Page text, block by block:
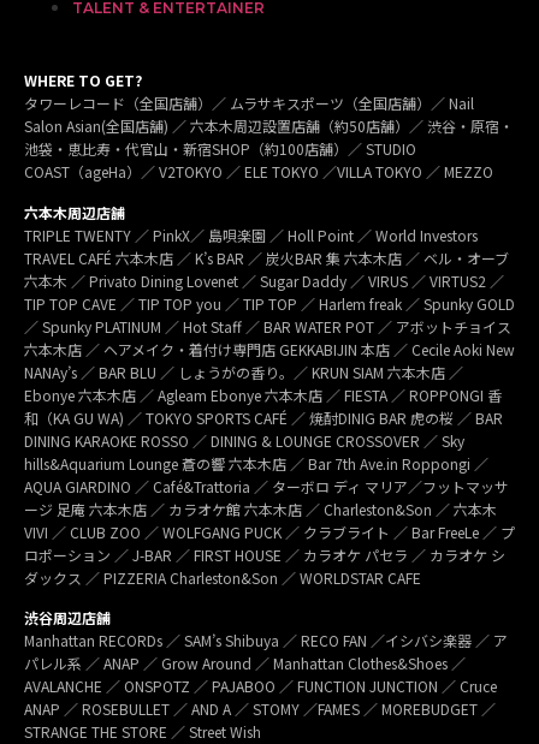
TALENT & ENTERTAINER
WHERE TO GET?
タワーレコード（全国店舗）／ ムラサキスポーツ（全国店舗）／ Nail
Salon Asian(全国店舗) ／ 六本木周辺設置店舗（約50店舗）／ 渋谷・原宿・
池袋・恵比寿・代官山・新宿SHOP（約100店舗）／ STUDIO
COAST（ageHa）／ V2TOKYO ／ ELE TOKYO ／VILLA TOKYO ／ MEZZO
六本木周辺店舗
TRIPLE TWENTY ／ PinkX／ 島唄楽園 ／ Holl Point ／ World Investors
TRAVEL CAFÉ 六本木店 ／ K’s BAR ／ 炭火BAR 集 六本木店 ／ ベル・オーブ
六本木 ／ Privato Dining Lovenet ／ Sugar Daddy ／ VIRUS ／ VIRTUS2 ／
TIP TOP CAVE ／ TIP TOP you ／ TIP TOP ／ Harlem freak ／ Spunky GOLD
／ Spunky PLATINUM ／ Hot Staff ／ BAR WATER POT ／ アボットチョイス
六本木店 ／ ヘアメイク・着付け専門店 GEKKABIJIN 本店 ／ Cecile Aoki New
NANAy’s ／ BAR BLU ／ しょうがの香り。／ KRUN SIAM 六本木店 ／
Ebonye 六本木店 ／ Agleam Ebonye 六本木店 ／ FIESTA ／ ROPPONGI 香
和（KA GU WA) ／ TOKYO SPORTS CAFÉ ／ 焼酎DINIG BAR 虎の桜 ／ BAR
DINING KARAOKE ROSSO ／ DINING & LOUNGE CROSSOVER ／ Sky
hills&Aquarium Lounge 蒼の響 六本木店 ／ Bar 7th Ave.in Roppongi ／
AQUA GIARDINO ／ Café&Trattoria ／ ターボロ ディ マリア／フットマッサ
ージ 足庵 六本木店 ／ カラオケ館 六本木店 ／ Charleston&Son ／ 六本木
VIVI ／ CLUB ZOO ／ WOLFGANG PUCK ／ クラブライト ／ Bar FreeLe ／ プ
ロポーション ／ J-BAR ／ FIRST HOUSE ／ カラオケ パセラ ／ カラオケ シ
ダックス ／ PIZZERIA Charleston&Son ／ WORLDSTAR CAFE
渋谷周辺店舗
Manhattan RECORDs ／ SAM’s Shibuya ／ RECO FAN ／イシバシ楽器 ／ ア
パレル系 ／ ANAP ／ Grow Around ／ Manhattan Clothes&Shoes ／
AVALANCHE ／ ONSPOTZ ／ PAJABOO ／ FUNCTION JUNCTION ／ Cruce
ANAP ／ ROSEBULLET ／ AND A ／ STOMY ／FAMES ／ MOREBUDGET ／
STRANGE THE STORE ／ Street Wish